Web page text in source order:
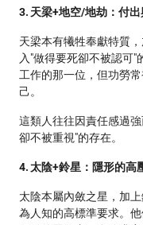
3. 天梁+地空/地劫：付
天梁本有犧牲奉獻特質
入"做得要死卻不被認可
工作的那一位，但功勞
己。
這類人往往因責任感過
卻不被重視"的存在。
4. 太陰+鈴星：隱形的高
太陰本屬內斂之星，加
為人知的高標準要求。